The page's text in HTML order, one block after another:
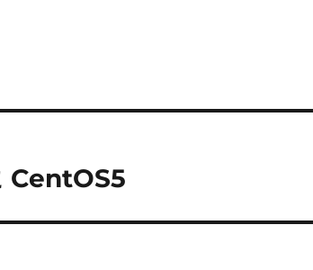
CentOS5